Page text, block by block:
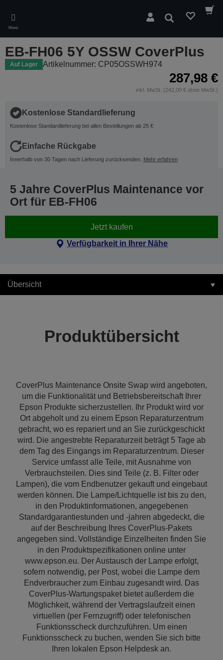
main
content
Menü
Suchen
EB-FH06 5Y OSSW CoverPlus
Auf Lager Artikelnummer: CP05OSSWH974
287,98 €
inkl. MwSt. (242,00 € ohne MwSt.)
Kostenlose Standardlieferung
Kostenlose Standardlieferung bei allen Bestellungen ab 25 €
Einfache Rückgabe
Innerhalb von 30 Tagen nach Lieferung zurücksenden. Mehr erfahren
5 Jahre CoverPlus Maintenance vor
Ort für EB-FH06
Jetzt kaufen
Verfügbarkeit in Ihrer Nähe
Übersicht
Produktübersicht
CoverPlus Maintenance Onsite Swap wird angeboten,
um die Funktionalität und Betriebsbereitschaft Ihrer
Epson Produkte sicherzustellen. Ihr Produkt wird vor
Ort abgeholt und zu einem Epson Reparaturzentrum
gebracht, wo es repariert und an Sie zurückgeschickt
wird. Die angestrebte Reparaturzeit beträgt 5 Tage ab
dem Tag des Eingangs im Reparaturzentrum. Dieser
Service umfasst alle Teile, mit Ausnahme von
Verbrauchsteilen. Dies sind Teile (z. B. Filter oder
Lampen), die vom Endbenutzer gekauft und eingebaut
werden können. Die Lampe/Lichtquelle ist bis zu den,
in den Produktinformationen, angegebenen
Standardgarantiestunden und -jahren abgedeckt, die
auf der Beschreibung Ihres CoverPlus-Pakets
angegeben sind. Vollständige Einzelheiten finden Sie
in den Produktspezifikationen online unter
www.epson.eu. Der Austausch der Lampe erfolgt,
sofern notwendig, per Post, wobei die Lampe dem
Endverbraucher zum Einbau zugesandt wird. Das
CoverPlus-Wartungspaket bietet außerdem die
Möglichkeit, während der Vertragslaufzeit einen
virtuellen (per Fernzugriff) oder telefonischen
Funktionsscheck durchzuführen. Um einen
Funktionsscheck zu buchen, wenden Sie sich bitte
Ihren lokalen Epson Helpdesk an.